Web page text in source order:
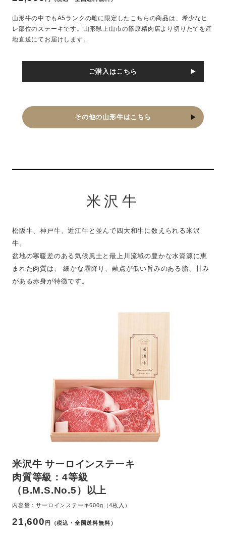
山形牛の中でもA5ランクの雌に限定したこちらの商品は、希少なヒ
レ部位のステーキです。山形県上山市の篠原精肉店より切りたてを産
地直送にてお届けします。
ご購入はこちら
その他の山形牛はこちら
米沢牛
松阪牛、神戸牛、近江牛と並んで四大和牛に数えられる米沢
牛。
盆地の寒暖差のある気候風土と最上川流域の豊かな水資源に恵
まれた肉質は、
細かな霜降り、融点が低い旨みのある脂、甘み
がある赤身が特徴です。
米沢牛 サーロインステーキ
肉質等級：4等級
（B.M.S.No.5）以上
内容量：サーロインステーキ600g（4枚入）
21,600 円（税込・全国送料無料）